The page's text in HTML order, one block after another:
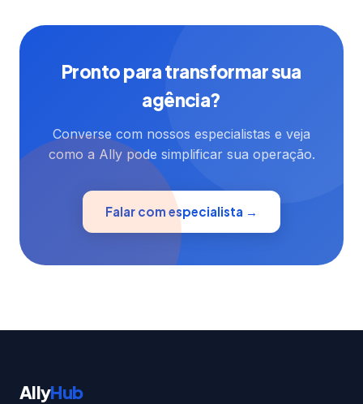
Pronto para transformar sua
agência?
Converse com nossos especialistas e veja
como a Ally pode simplificar sua operação.
Falar com especialista →
AllyHub